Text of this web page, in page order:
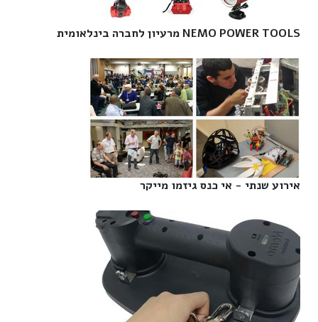
NEMO POWER TOOLS מרעיון לחברה בינלאומית‎
אירוע שנתי - אי כנס גיזמו מייקר‎